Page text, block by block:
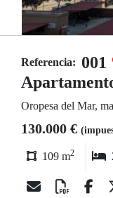
Referencia: 001
Oropesa del Mar,
130.000 €
109 m2